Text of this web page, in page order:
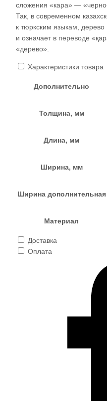
сложения «кара» —
Так, в современном
к тюркским языкам, дерево
и означает в переводе
«дерево».
Характеристики товара
Дополнительно
Толщина, мм
Длина, мм
Ширина, мм
Ширина дополнительная
Материал
Доставка
Оплата